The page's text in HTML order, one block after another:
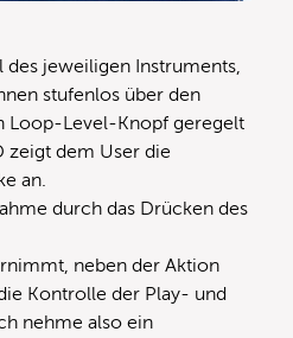
jeweiligen Instruments,
stufenlos über den
Loop-Level-Knopf geregelt
zeigt dem User die
an.
durch das Drücken des
neben der Aktion
Kontrolle der Play- und
nehme also ein